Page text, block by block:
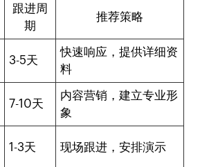
跟进周
期
推荐策略
3-5天
快速响应，提供详细资
料
7-10天
内容营销，建立专业形
象
1-3天 现场跟进，安排演示